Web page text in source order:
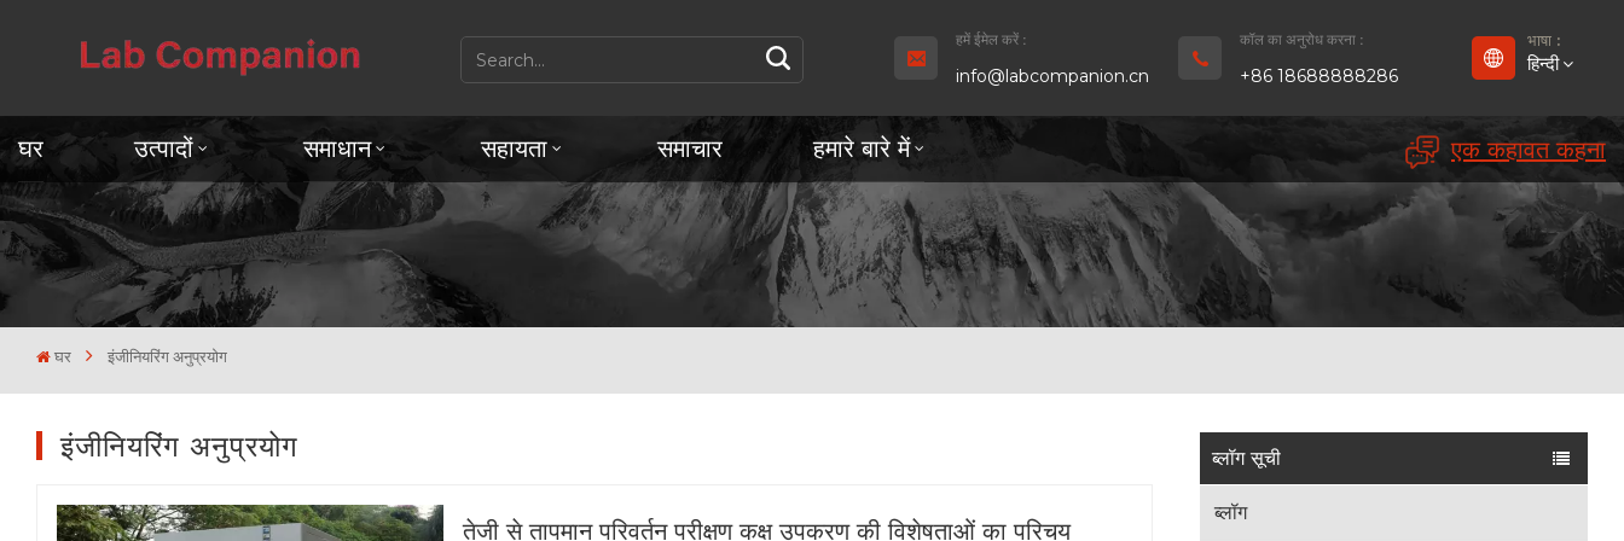
हमें ईमेल करें :
info@labcompanion.cn
कॉल का अनुरोध करना :
+86 18688888286
भाषा :
हिन्दी
English
Español
घर उत्पादों समाधान सहायता समाचार हमारे बारे में एक कहावत कहना
घर इंजीनियरिंग अनुप्रयोग
ब्लॉग सूची
ब्लॉग
इंजीनियरिंग अनुप्रयोग
तेजी से तापमान परिवर्तन परीक्षण कक्ष उपकरण की विशेषताओं का परिचय